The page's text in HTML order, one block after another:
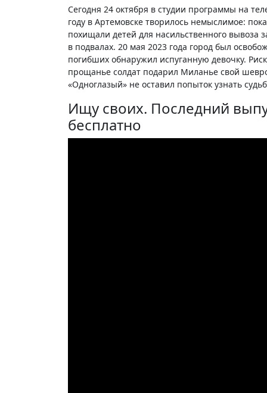
Сегодня 24 октября в студии программы на
году в Артемовске творилось немыслимое:
похищали детей для насильственного вывоза
в подвалах. 20 мая 2023 года город был
погибших обнаружил испуганную девочку.
прощанье солдат подарил Миланье свой
«Одноглазый» не оставил попыток узнать
Ищу своих. Последний
бесплатно